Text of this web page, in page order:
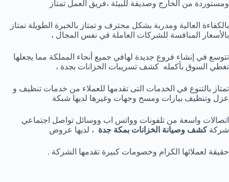
ومستوردة من الخارج وصديقة للبيئة ،فريق العمل تمتاز
بالكفاءة العالية ومدربة بشكل محترف و تمتاز بالخبرة الطويلة نمتاز
بالأسعار المنافسة للشركات العاملة في نفس المجال ،
تتوسع في إنشاء فروع جديدة لهافي جميع أنحاء المملكة مما يجعلها
تغطي السوق بأكمله كشف تسريبات الخزانات بجدة ،
تمتاز بالتنوع في الخدمات التى تقدمها للعملاء من خدمات تنظيف و
عزل وتنظيف بيارات ومسح وجهات وغيرها لديها شبكة
اتصالات واسعة من تلفونات وواتس اب ووسائل تواصل اجتماعي
شركةكشف وصيانة الخزانات بمكة جدة ، لديها عروض
حقيقة لعملائها الكرام وخصومات كبيرة تقدمها الشركة .